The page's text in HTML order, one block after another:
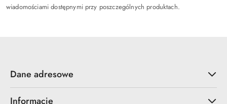
wiadomościami dostępnymi przy poszczególnych produktach.
Dane adresowe
Informacje